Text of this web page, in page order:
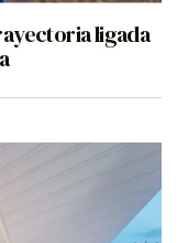
ligada